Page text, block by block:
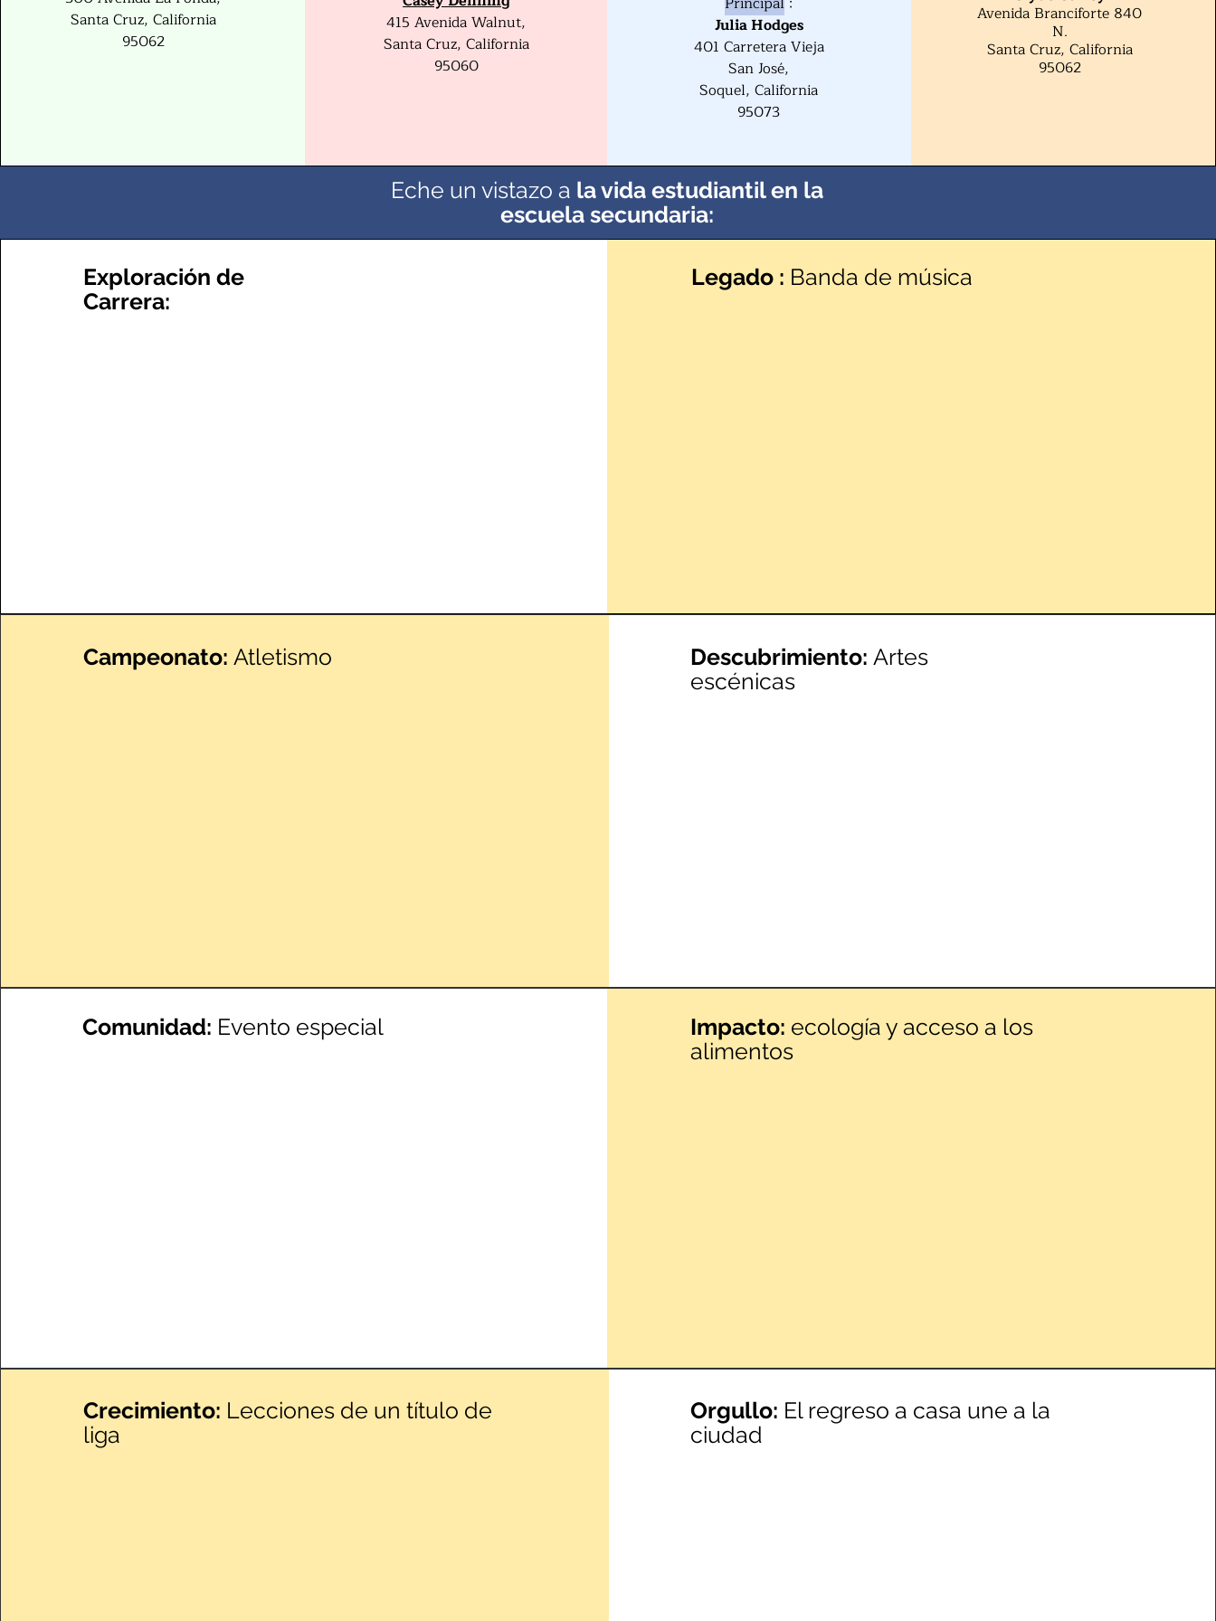
Santa Cruz, California
95062
415 Avenida Walnut,
Santa Cruz, California
95060
Julia Hodges
401 Carretera Vieja
San José,
Soquel, California
95073
Avenida Branciforte 840
N.
Santa Cruz, California
95062
Eche un vistazo a la vida estudiantil en la
escuela secundaria:
Exploración de
Carrera:
Legado: Banda de música
Campeonato:Atletismo Descubrimiento: Artes
escénicas
Comunidad: Evento especial Impacto: ecología y acceso a los
alimentos
Crecimiento: Lecciones de un título de
liga
Orgullo: El regreso a casa une a la
ciudad